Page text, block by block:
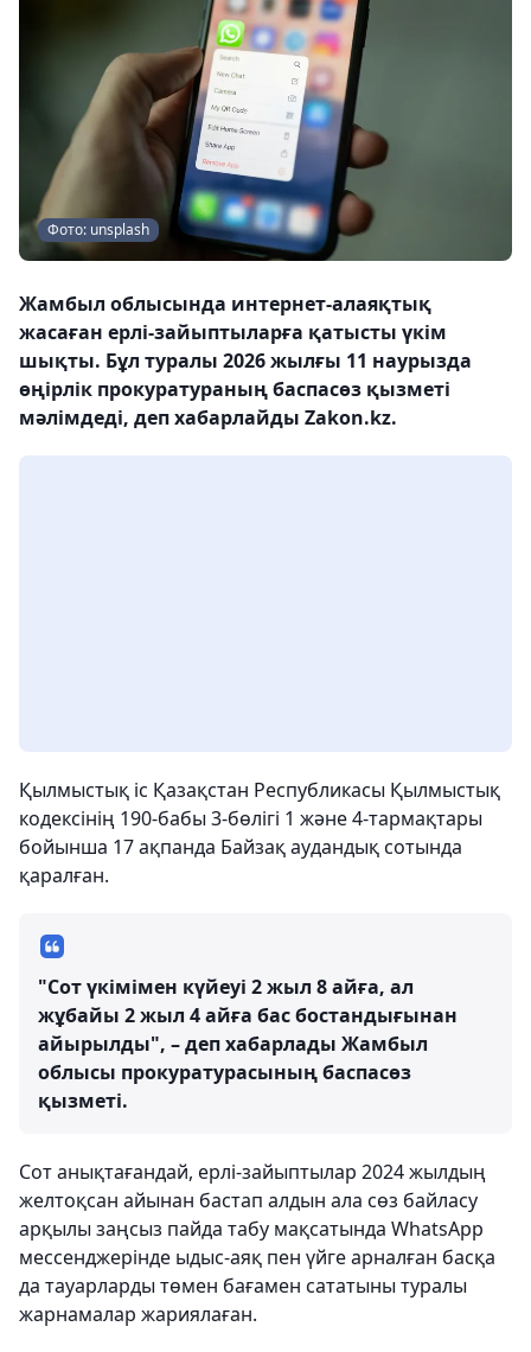
Фото: unsplash
Жамбыл облысында интернет-алаяқтық
жасаған ерлі-зайыптыларға қатысты үкім
шықты. Бұл туралы 2026 жылғы 11 наурызда
өңірлік прокуратураның баспасөз қызметі
мәлімдеді, деп хабарлайды Zakon.kz.
Қылмыстық іс Қазақстан Республикасы Қылмыстық
кодексінің 190-бабы 3-бөлігі 1 және 4-тармақтары
бойынша 17 ақпанда Байзақ аудандық сотында
қаралған.
"Сот үкімімен күйеуі 2 жыл 8 айға, ал
жұбайы 2 жыл 4 айға бас бостандығынан
айырылды", – деп хабарлады Жамбыл
облысы прокуратурасының баспасөз
қызметі.
Сот анықтағандай, ерлі-зайыптылар 2024 жылдың
желтоқсан айынан бастап алдын ала сөз байласу
арқылы заңсыз пайда табу мақсатында WhatsApp
мессенджерінде ыдыс-аяқ пен үйге арналған басқа
да тауарларды төмен бағамен сататыны туралы
жарнамалар жариялаған.